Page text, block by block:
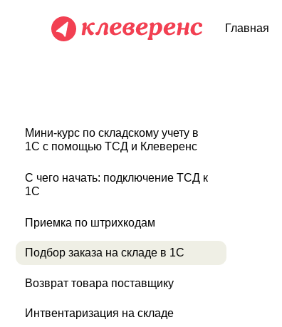
Главная
1С с помощью ТСД и Клеверенс
1С
Приемка по штрихкодам
Подбор заказа на складе в 1С
Возврат товара поставщику
Интвентаризация на складе
Все складские операции